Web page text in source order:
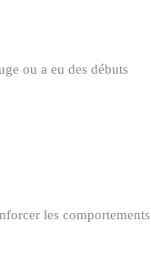
ou a eu des débuts
les comportements